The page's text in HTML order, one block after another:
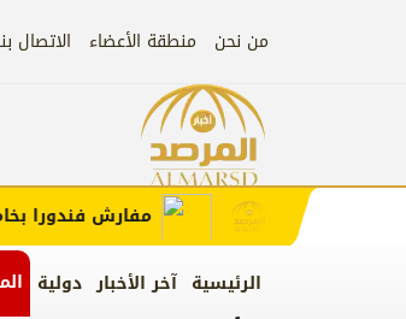
من نحن منطقة الأعضاء الاتصال
الرئيسية آخر الأخبار دولية
مفارش فندورا